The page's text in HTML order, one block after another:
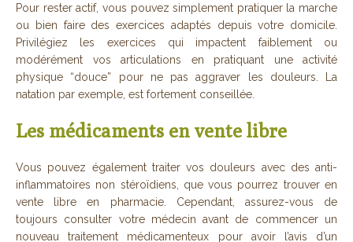
Pour rester actif, vous pouvez simplement pratiquer la marche
ou bien faire des exercices adaptés depuis votre domicile.
Privilégiez les exercices qui impactent faiblement ou
modérément vos articulations en pratiquant une activité
physique “douce” pour ne pas aggraver les douleurs. La
natation par exemple, est fortement conseillée.
Les médicaments en vente libre
Vous pouvez également traiter vos douleurs avec des anti-
inflammatoires non stéroïdiens, que vous pourrez trouver en
vente libre en pharmacie. Cependant, assurez-vous de
toujours consulter votre médecin avant de commencer un
nouveau traitement médicamenteux pour avoir l’avis d’un